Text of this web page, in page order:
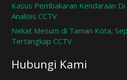
Kasus Pembakaran Kendaraan
Analisis CCTV
Nekat Mesum di Taman Kota,
Tertangkap CCTV
Hubungi Kami